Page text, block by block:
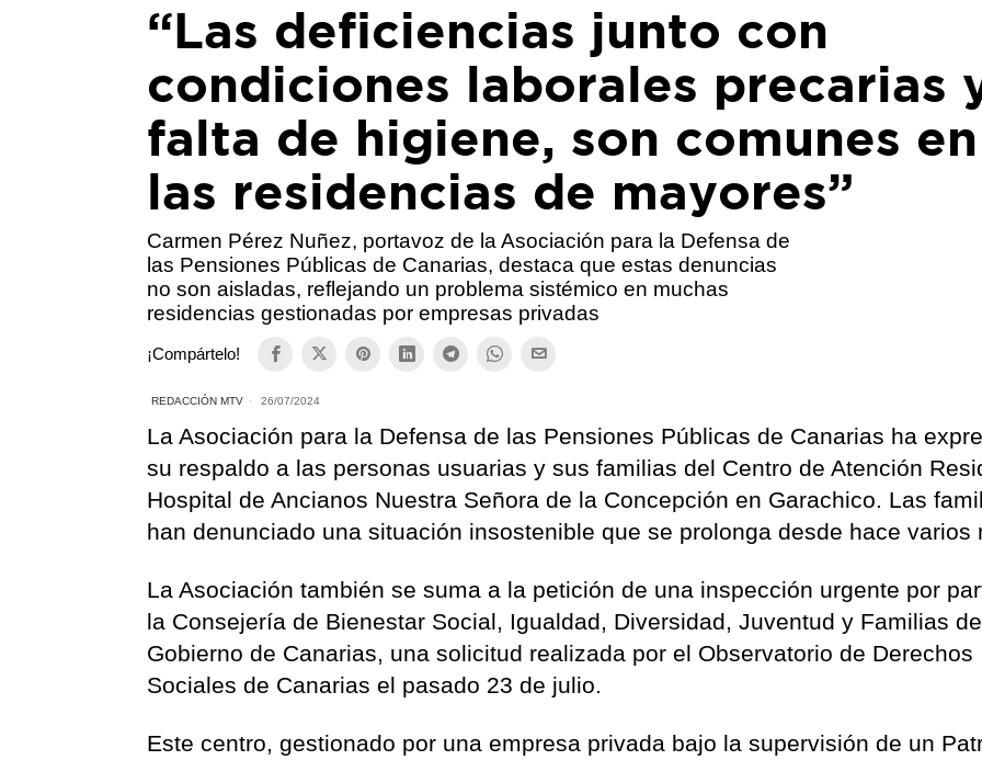
“Las deficiencias junto con
condiciones laborales precarias
falta de higiene, son comunes en
las residencias de mayores”
Carmen Pérez Nuñez, portavoz de la Asociación para la Defensa de
las Pensiones Públicas de Canarias, destaca que estas denuncias
no son aisladas, reflejando un problema sistémico en muchas
residencias gestionadas por empresas privadas
¡Compártelo!
REDACCIÓN MTV 26/07/2024
La Asociación para la Defensa de las Pensiones Públicas de Canarias ha
su respaldo a las personas usuarias y sus familias del Centro de Atención
Hospital de Ancianos Nuestra Señora de la Concepción en Garachico. Las
han denunciado una situación insostenible que se prolonga desde hace varios
La Asociación también se suma a la petición de una inspección urgente por
la Consejería de Bienestar Social, Igualdad, Diversidad, Juventud y Familias
Gobierno de Canarias, una solicitud realizada por el Observatorio de Derechos
Sociales de Canarias el pasado 23 de julio.
Este centro, gestionado por una empresa privada bajo la supervisión de un